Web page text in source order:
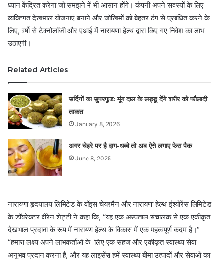
ध्यान केंद्रित करेगा जो समझने में भी आसान होंगे। कंपनी अपने सदस्यों के लिए
व्यक्तिगत देखभाल योजनाएं बनाने और जोखिमों को बेहतर ढंग से प्रबंधित करने के
लिए, वर्षो से टेक्नोलॉजी और एआई में नारायणा हेल्थ द्वारा किए गए निवेश का लाभ
उठाएगी।
Related Articles
सर्दियों का सुपरफूड: मूंग दाल के लड्डू देंगे शरीर को फौलादी
ताकत
January 8, 2026
अगर चेहरे पर है दाग-धब्बे तो अब ऐसे लगाए फेस पैक
June 8, 2025
नारायणा हृदयालय लिमिटेड के वॉइस चेयरमैन और नारायणा हेल्थ इंश्योरेंस लिमिटेड
के डॉयरेक्टर वीरेन शेट्टी ने कहा कि, “यह एक अस्पताल संचालक से एक एकीकृत
देखभाल प्रदाता के रूप में नारायण हेल्थ के विकास में एक महत्वपूर्ण कदम है।“
“हमारा लक्ष्य अपने लाभकर्ताओं के लिए एक सहज और एकीकृत स्वास्थ्य सेवा
अनुभव प्रदान करना है, और यह लाइसेंस हमें स्वास्थ्य बीमा उत्पादों और सेवाओं का